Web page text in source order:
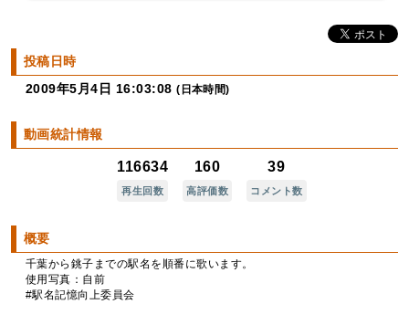
投稿日時
2009年5月4日 16:03:08(日本時間)
動画統計情報
116634
再生回数
160
高評価数
39
コメント数
概要
千葉から銚子までの駅名を順番に歌います。
使用写真：自前
#駅名記憶向上委員会